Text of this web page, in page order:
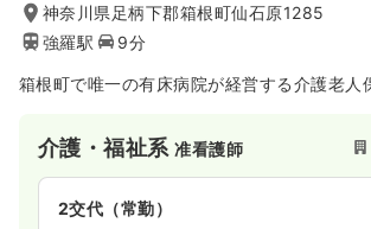
神奈川県足柄下郡箱根町仙石原1285
強羅駅
9分
箱根町で唯一の有床病院が経営する介護老人
介護・福祉系准看護師
2交代（常勤）